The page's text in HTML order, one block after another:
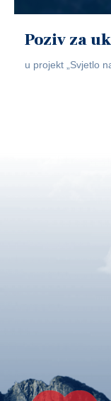
Poziv za
u projekt „Svjetlo